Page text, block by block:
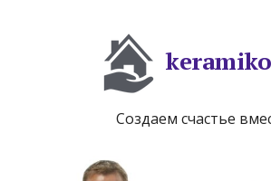
Создаем счастье